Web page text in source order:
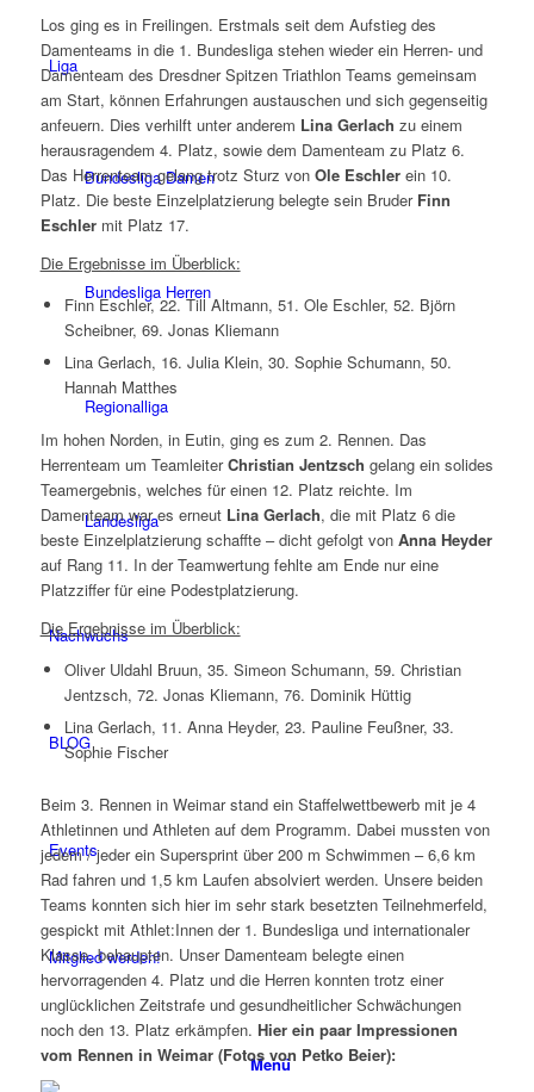
Liga
Bundesliga Damen
Bundesliga Herren
Regionalliga
Landesliga
Nachwuchs
BLOG
Events
Mitglied werden!
Menü
Los ging es in Freilingen. Erstmals seit dem Aufstieg des
Damenteams in die 1. Bundesliga stehen wieder ein Herren- und
Damenteam des Dresdner Spitzen Triathlon Teams gemeinsam
am Start, können Erfahrungen austauschen und sich gegenseitig
anfeuern. Dies verhilft unter anderem Lina Gerlach zu einem
herausragendem 4. Platz, sowie dem Damenteam zu Platz 6.
Das Herrenteam gelang trotz Sturz von Ole Eschlerein 10.
Platz. Die beste Einzelplatzierung belegte sein Bruder Finn
Eschlermit Platz 17.
Die Ergebnisse im Überblick:
Finn Eschler, 22. Till Altmann, 51. Ole Eschler, 52. Björn
Scheibner, 69. Jonas Kliemann
Lina Gerlach, 16. Julia Klein, 30. Sophie Schumann, 50.
Hannah Matthes
Im hohen Norden, in Eutin, ging es zum 2. Rennen. Das
Herrenteam um TeamleiterChristian Jentzsch gelang ein solides
Teamergebnis, welches für einen 12. Platz reichte. Im
Damenteam war es erneut Lina Gerlach, die mit Platz 6 die
beste Einzelplatzierung schaffte – dicht gefolgt von Anna Heyder
auf Rang 11. In der Teamwertung fehlte am Ende nur eine
Platzziffer für eine Podestplatzierung.
Die Ergebnisse im Überblick:
Oliver Uldahl Bruun, 35. Simeon Schumann, 59. Christian
Jentzsch, 72. Jonas Kliemann, 76. Dominik Hüttig
Lina Gerlach, 11. Anna Heyder, 23. Pauline Feußner, 33.
Sophie Fischer
Beim 3. Rennen in Weimar stand ein Staffelwettbewerb mit je 4
Athletinnen und Athleten auf dem Programm. Dabei mussten von
jedem / jeder ein Supersprint über 200 m Schwimmen – 6,6 km
Rad fahren und 1,5 km Laufen absolviert werden. Unsere beiden
Teams konnten sich hier im sehr stark besetzten Teilnehmerfeld,
gespickt mit Athlet:Innen der 1. Bundesliga und internationaler
Klasse, behaupten. Unser Damenteam belegte einen
hervorragenden 4. Platz und die Herren konnten trotz einer
unglücklichen Zeitstrafe und gesundheitlicher Schwächungen
noch den 13. Platz erkämpfen. Hier ein paar Impressionen
vom Rennen in Weimar (Fotos von Petko Beier):